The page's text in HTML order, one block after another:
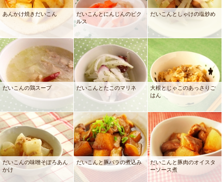
あんかけ焼きだいこん
だいこんとにんじんのピク
ルス
だいこんとしゃけの塩炒め
だいこんの鶏スープ だいこんとたこのマリネ
大根とじゃこのあっさりご
はん
だいこんの味噌そぼろあん
かけ
だいこんと豚バラの煮込み
だいこんと豚肉のオイスタ
ーソース煮